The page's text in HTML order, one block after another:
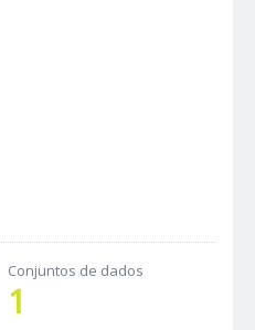
Conjuntos de dados
1